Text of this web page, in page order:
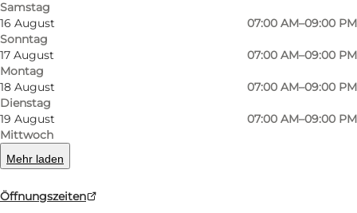
Samstag
16 August
Sonntag
07:00 AM–09:00 PM
17 August
Montag
07:00 AM–09:00 PM
18 August
Dienstag
07:00 AM–09:00 PM
19 August
Mittwoch
07:00 AM–09:00 PM
Mehr laden
Öffnungszeiten
1000 hat alles für den täglichen Bedarf zu
festen Niedrigpreisen und viele günstige
Artikel neben dem festen Sortiment.
Gehen sie zu Rema 1000 und Sie können sich
Extras leisten, die den Urlaub noch schöner
machen!